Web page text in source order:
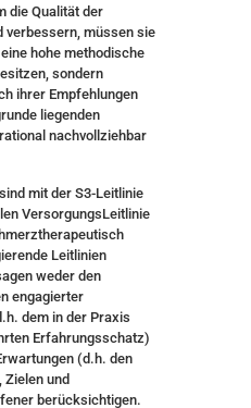
die Qualität der
verbessern, müssen sie
hohe methodische
sondern
ihrer Empfehlungen
liegenden
nachvollziehbar
mit der S3-Leitlinie
VersorgungsLeitlinie
Leitlinien
weder den
engagierter
dem in der Praxis
Erfahrungsschatz)
(d.h. den
Zielen und
berücksichtigen.